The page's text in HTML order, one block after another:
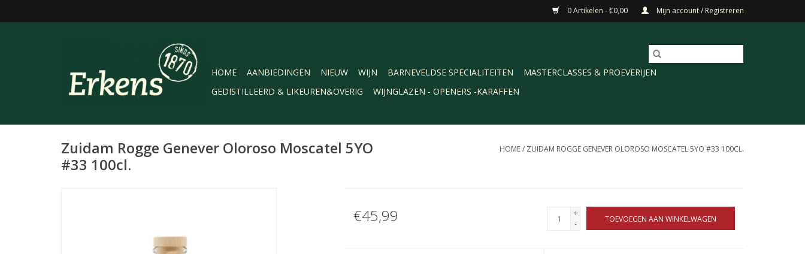
0 Artikelen - €0,00 Mijn account / Registreren
HOME AANBIEDINGEN NIEUW WIJN BARNEVELDSE SPECIALITEITEN
MASTERCLASSES & PROEVERIJEN
GEDISTILLEERD & LIKEUREN&OVERIG
WIJNGLAZEN - OPENERS -KARAFFEN
Zuidam Rogge Genever Oloroso Moscatel 5YO
#33 100cl.
HOME/ ZUIDAM ROGGE GENEVER OLOROSO MOSCATEL 5YO #33 100CL.
€45,99
+
-
TOEVOEGEN AAN WINKELWAGEN